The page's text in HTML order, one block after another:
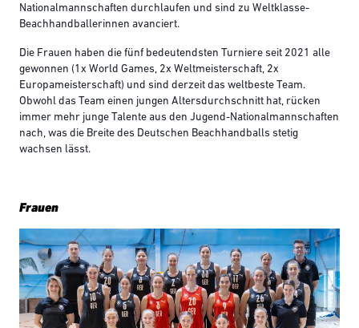
Nationalmannschaften durchlaufen und sind zu Weltklasse-
Beachhandballerinnen avanciert.
Die Frauen haben die fünf bedeutendsten Turniere seit 2021 alle
gewonnen (1x World Games, 2x Weltmeisterschaft, 2x
Europameisterschaft) und sind derzeit das weltbeste Team.
Obwohl das Team einen jungen Altersdurchschnitt hat, rücken
immer mehr junge Talente aus den Jugend-Nationalmannschaften
nach, was die Breite des Deutschen Beachhandballs stetig
wachsen lässt.
Frauen